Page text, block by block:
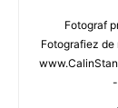
Fotograf
Fotografiez de